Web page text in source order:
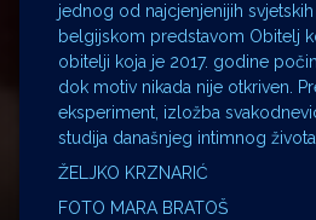
jednog od najcjenjenijih svjetskih
belgijskom predstavom Obitelj
obitelji koja je 2017. godine
dok motiv nikada nije otkriven.
eksperiment, izložba
studija današnjeg intimnog
ŽELJKO KRZNARIĆ
FOTO MARA BRATOŠ